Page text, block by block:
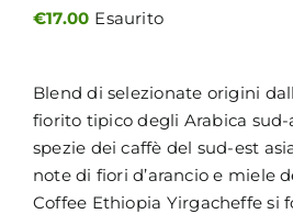
€17.00 Esaurito
Blend di selezionate origini
fiorito tipico degli Arabica
spezie dei caffè del sud-est
note di fiori d’arancio e miele
Coffee Ethiopia Yirgacheffe si